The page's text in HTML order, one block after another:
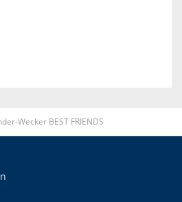
Wecker BEST FRIENDS